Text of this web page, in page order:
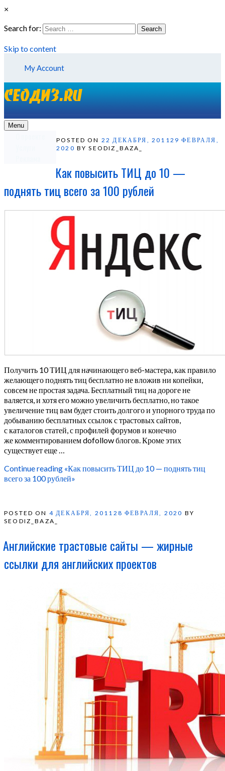
×
Search for:
Search
Skip to content
My Account
Menu
POSTED ON 22 ДЕКАБРЯ, 201129 ФЕВРАЛЯ,
2020 BY SEODIZ_BAZA_
Как повысить ТИЦ до 10 —
поднять тиц всего за 100 рублей
Получить 10 ТИЦ для начинающего веб-мастера, как правило
желающего поднять тиц бесплатно не вложив ни копейки,
совсем не простая задача. Бесплатный тиц на дороге не
валяется, и хотя его можно увеличить бесплатно, но такое
увеличение тиц вам будет стоить долгого и упорного труда по
добыванию бесплатных ссылок с трастовых сайтов,
с каталогов статей, с профилей форумов и конечно
же комментированием dofollow блогов. Кроме этих
существует еще …
Continue reading «Как повысить ТИЦ до 10 — поднять тиц
всего за 100 рублей»
POSTED ON 4 ДЕКАБРЯ, 2011 28 ФЕВРАЛЯ, 2020 BY
SEODIZ_BAZA_
Английские трастовые сайты — жирные
ссылки для английских проектов